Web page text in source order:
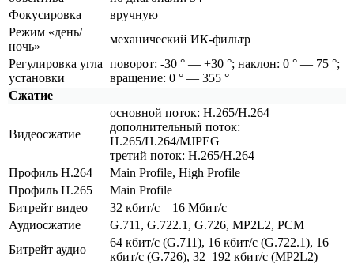
Фокусировка
вручную
Режим «день/
ночь»
механический ИК-фильтр
Регулировка угла
установки
поворот: -30 ° — +30 °; наклон: 0 ° — 75 °;
вращение: 0 ° — 355 °
Сжатие
Видеосжатие
основной поток: H.265/H.264
дополнительный поток:
H.265/H.264/MJPEG
третий поток: H.265/H.264
Профиль H.264
Main Profile, High Profile
Профиль H.265
Main Profile
Битрейт видео
32 кбит/с – 16 Мбит/с
Аудиосжатие
G.711, G.722.1, G.726, MP2L2, PCM
Битрейт аудио
64 кбит/с (G.711), 16 кбит/с (G.722.1), 16
кбит/с (G.726), 32–192 кбит/с (MP2L2)